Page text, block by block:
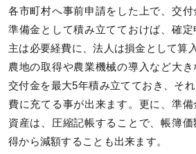
各市町村へ事前申請をした上で、交
準備金として積み立てておけば、確
主は必要経費に、法人は損金として算
農地の取得や農業機械の導入など大き
交付金を最大5年積み立てておき、そ
費に充てる事が出来ます。更に、準
資産は、圧縮記帳することで、帳簿
得から減額することも出来ます。